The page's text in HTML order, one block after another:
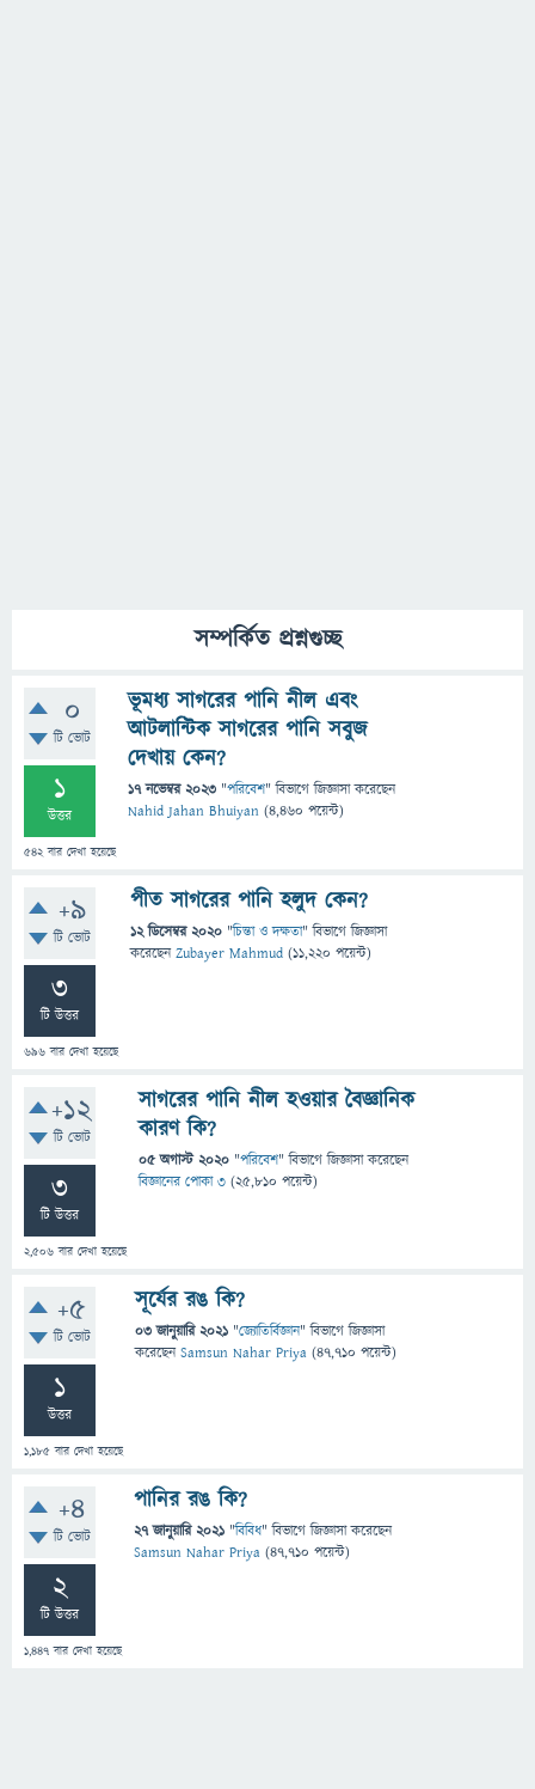
সম্পর্কিত প্রশ্নগুচ্ছ
0
টি ভোট
1
উত্তর
542বার দেখা হয়েছে
ভূমধ্য সাগরের পানি নীল এবং
আটলান্টিক সাগরের পানি সবুজ
দেখায় কেন?
17 নভেম্বর 2023 "পরিবেশ" বিভাগে জিজ্ঞাসাকরেছেন
Nahid Jahan Bhuiyan (4,460 পয়েন্ট)
+9
টি ভোট
3
টি উত্তর
696 বার দেখা হয়েছে
পীত সাগরের পানি হলুদ কেন?
12 ডিসেম্বর 2020 "চিন্তা ও দক্ষতা" বিভাগে জিজ্ঞাসা
করেছেনZubayer Mahmud (11,220 পয়েন্ট)
+12
টি ভোট
3
টি উত্তর
2,506 বার দেখা হয়েছে
সাগরের পানি নীল হওয়ার বৈজ্ঞানিক
কারণ কি?
05 অগাস্ট 2020 "পরিবেশ" বিভাগে জিজ্ঞাসাকরেছেন
বিজ্ঞানের পোকা ৩ (25,810 পয়েন্ট)
+5
টি ভোট
1
উত্তর
1,185 বার দেখা হয়েছে
সূর্যের রঙ কি?
03 জানুয়ারি 2021 "জ্যোতির্বিজ্ঞান" বিভাগে জিজ্ঞাসা
করেছেনSamsun Nahar Priya (47,710 পয়েন্ট)
+4
টি ভোট
2
টি উত্তর
1,447 বার দেখা হয়েছে
পানির রঙ কি?
27 জানুয়ারি 2021 "বিবিধ" বিভাগে জিজ্ঞাসাকরেছেন
Samsun Nahar Priya (47,710 পয়েন্ট)